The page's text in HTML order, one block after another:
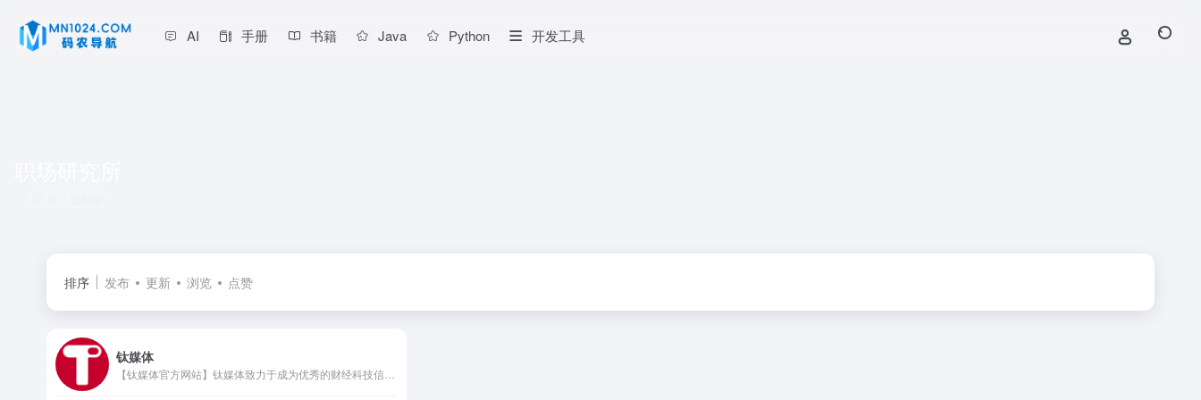
AI 手册 书籍 Java Python 开发工具
排序 发布 更新 浏览 点赞
钛媒体